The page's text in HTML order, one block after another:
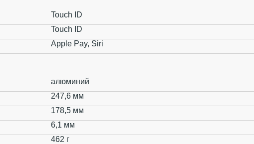
Touch ID
Touch ID
Apple Pay, Siri
алюминий
247,6 мм
178,5 мм
6,1 мм
462 г